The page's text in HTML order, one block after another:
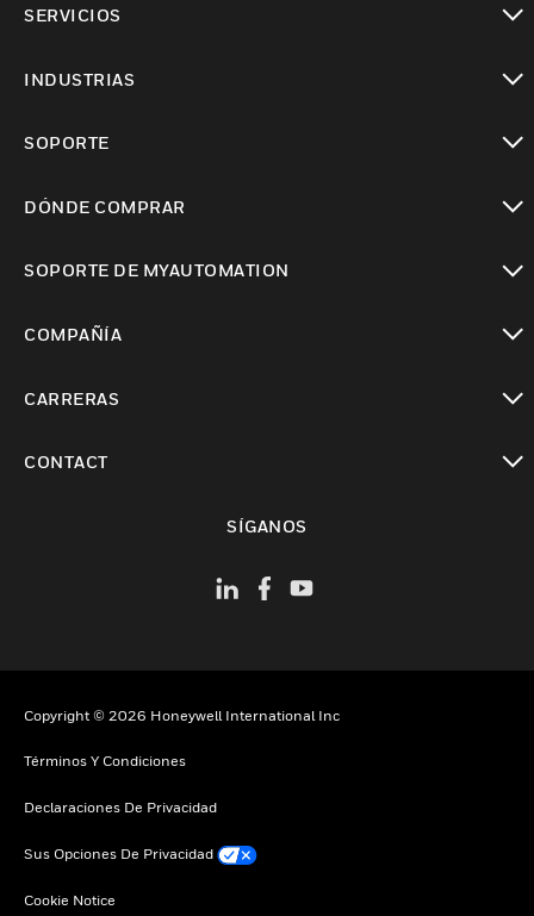
SERVICIOS
INDUSTRIAS
SOPORTE
DÓNDE COMPRAR
SOPORTE DE MYAUTOMATION
COMPAÑÍA
CARRERAS
CONTACT
SÍGANOS
Copyright © 2026 Honeywell International Inc
Términos Y Condiciones
Declaraciones De Privacidad
Sus Opciones De Privacidad
Cookie Notice